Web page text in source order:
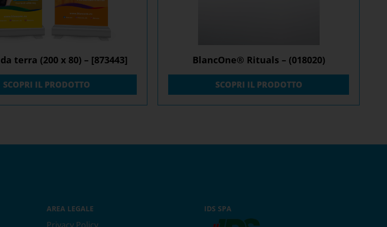
terra (200 x 80) – [873443]
SCOPRI IL PRODOTTO
BlancOne® Rituals – (018020)
SCOPRI IL PRODOTTO
AREA LEGALE IDS SPA